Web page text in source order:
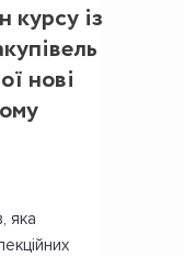
курсу із
нові
яка